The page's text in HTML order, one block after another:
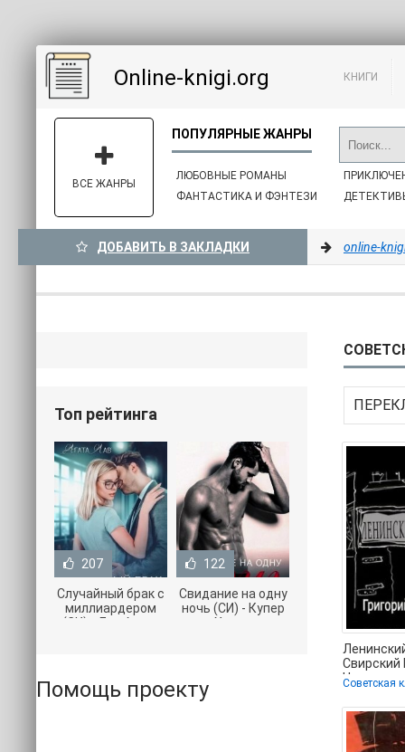
Online-knigi.org КНИГИ
ЛЮБОВНЫЕ РОМАНЫ
ФАНТАСТИКА И ФЭНТЕЗИ
ВСЕ ЖАНРЫ
ДОБАВИТЬ В ЗАКЛАДКИ online-
Свирский
Топ рейтинга
207
Случайный брак с
миллиардером
(СИ) - Лав Агата
122
Свидание на одну
ночь (СИ) - Купер
Хелен
Помощь проекту